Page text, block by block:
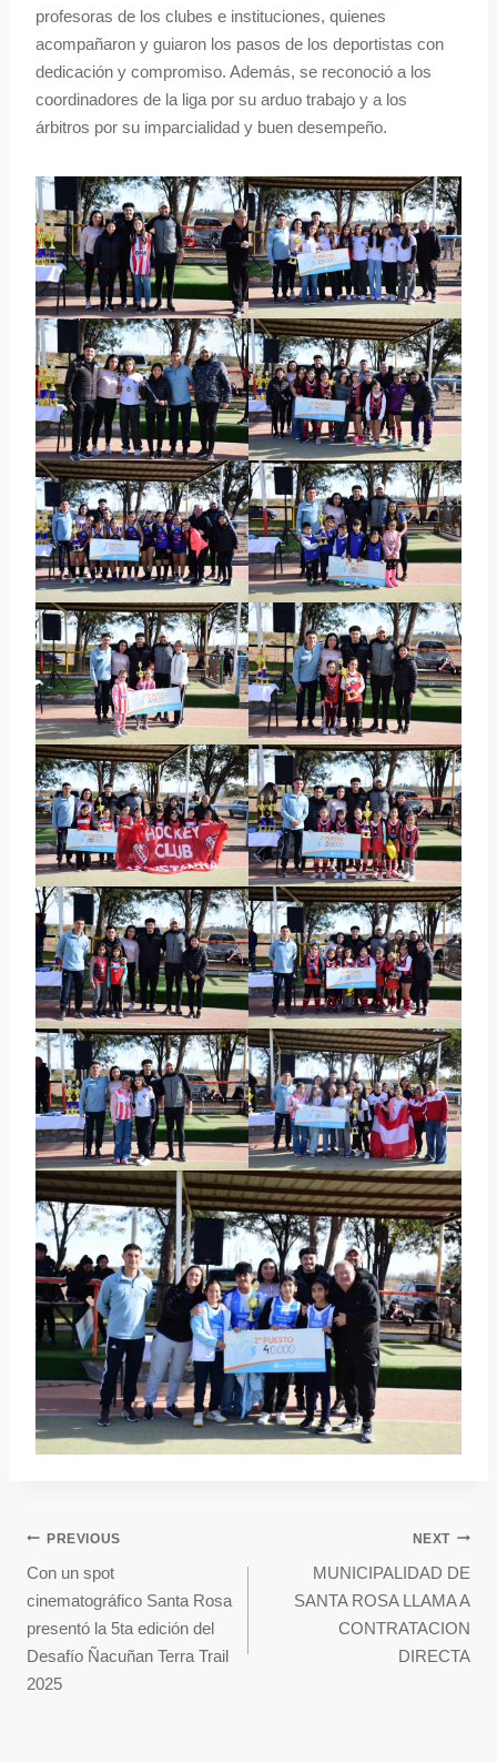
profesoras de los clubes e instituciones, quienes
acompañaron y guiaron los pasos de los deportistas con
dedicación y compromiso. Además, se reconoció a los
coordinadores de la liga por su arduo trabajo y a los
árbitros por su imparcialidad y buen desempeño.
PREVIOUS
Con un spot
cinematográfico Santa Rosa
presentó la 5ta edición del
Desafío Ñacuñan Terra Trail
2025
NEXT
MUNICIPALIDAD DE
SANTA ROSA LLAMA A
CONTRATACION
DIRECTA